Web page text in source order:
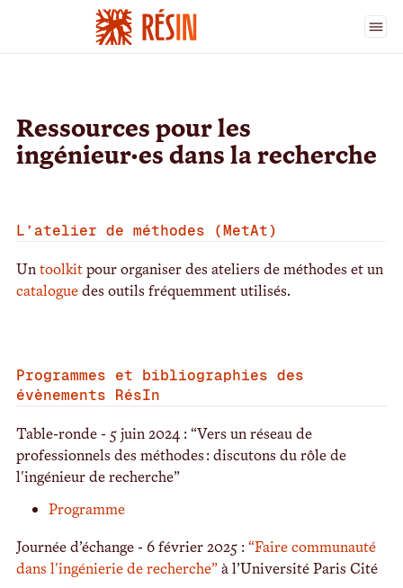
>Ressources
Ressources pour les
ingénieur·es dans la recherche
L’atelier de méthodes (MetAt)
Un toolkitpour organiser des ateliers de méthodes et un
cataloguedes outils fréquemment utilisés.
Programmes et bibliographies des
évènements RésIn
Table-ronde - 5 juin 2024 : “Vers un réseau de
professionnels des méthodes : discutons du rôle de
l'ingénieur de recherche”
Programme
Journée d’échange - 6 février 2025 :“Faire communauté
dans l'ingénierie de recherche”à l’Université Paris Cité